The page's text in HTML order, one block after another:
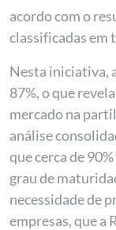
acordo com o
classificadas em
Nesta iniciativa,
87%, o que
mercado na
análise
que cerca de
grau de
necessidade de
empresas, que a